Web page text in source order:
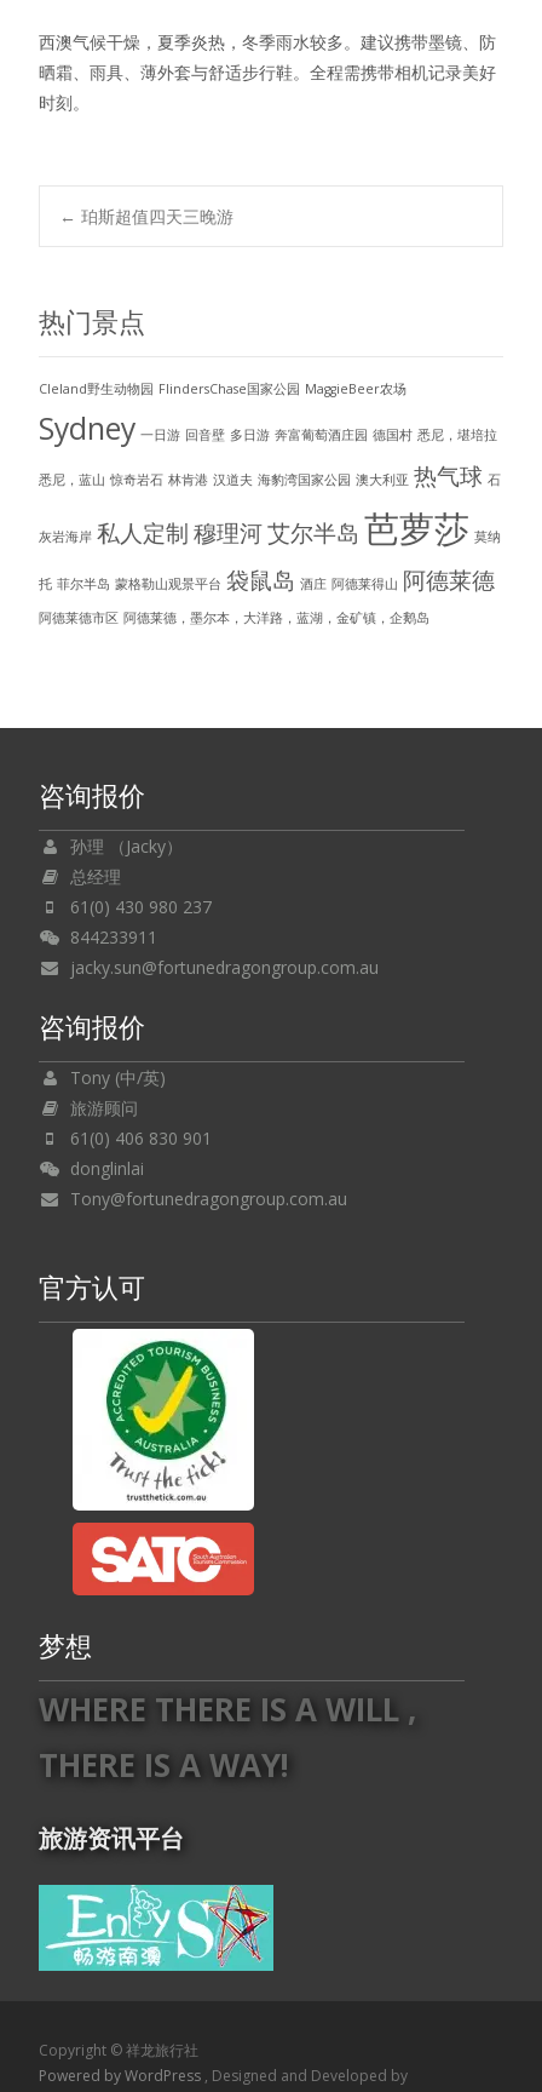
西澳气候干燥，夏季炎热，冬季雨水较多。建议携带墨镜、防
晒霜、雨具、薄外套与舒适步行鞋。全程需携带相机记录美好
时刻。
← 珀斯超值四天三晚游
热门景点
Cleland野生动物园 FlindersChase国家公园 MaggieBeer农场
Sydney 一日游 回音壁 多日游 奔富葡萄酒庄园 德国村 悉尼，堪培拉
悉尼，蓝山 惊奇岩石 林肯港 汉道夫 海豹湾国家公园 澳大利亚 热气球 石
灰岩海岸 私人定制穆理河艾尔半岛 芭萝莎 莫纳
托 菲尔半岛 蒙格勒山观景平台 袋鼠岛 酒庄 阿德莱得山 阿德莱德
阿德莱德市区 阿德莱德，墨尔本，大洋路，蓝湖，金矿镇，企鹅岛
咨询报价
孙理 （Jacky）
总经理
61(0) 430 980 237
844233911
jacky.sun@fortunedragongroup.com.au
咨询报价
Tony (中/英)
旅游顾问
61(0) 406 830 901
donglinlai
Tony@fortunedragongroup.com.au
官方认可
梦想
WHERE THERE IS A WILL ,
THERE IS A WAY!
旅游资讯平台
Copyright © 祥龙旅行社
Powered by WordPress , Designed and Developed by